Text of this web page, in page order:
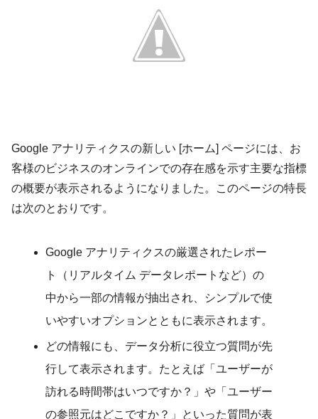
Google アナリティクスの新しい [ホーム] ページには、お
客様のビジネスのオンラインでの存在感を示す主要な指標
の概要が表示されるようになりました。このページの特長
は次のとおりです。
Google アナリティクスの厳選されたレポー
ト（リアルタイム データレポートなど）の
中から一部の情報が抽出され、シンプルで使
いやすいオプションとともに表示されます。
どの情報にも、データ分析に役立つ質問が先
行して表示されます。たとえば「ユーザーが
訪れる時間帯はいつですか？」や「ユーザー
の参照元はどこですか？」といった質問が表